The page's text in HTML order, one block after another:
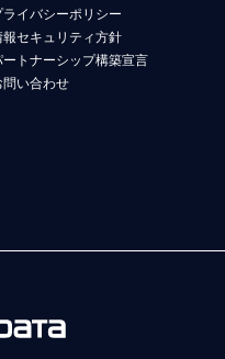
ライバシーポリシー
報セキュリティ方針
ートナーシップ構築宣言
問い合わせ